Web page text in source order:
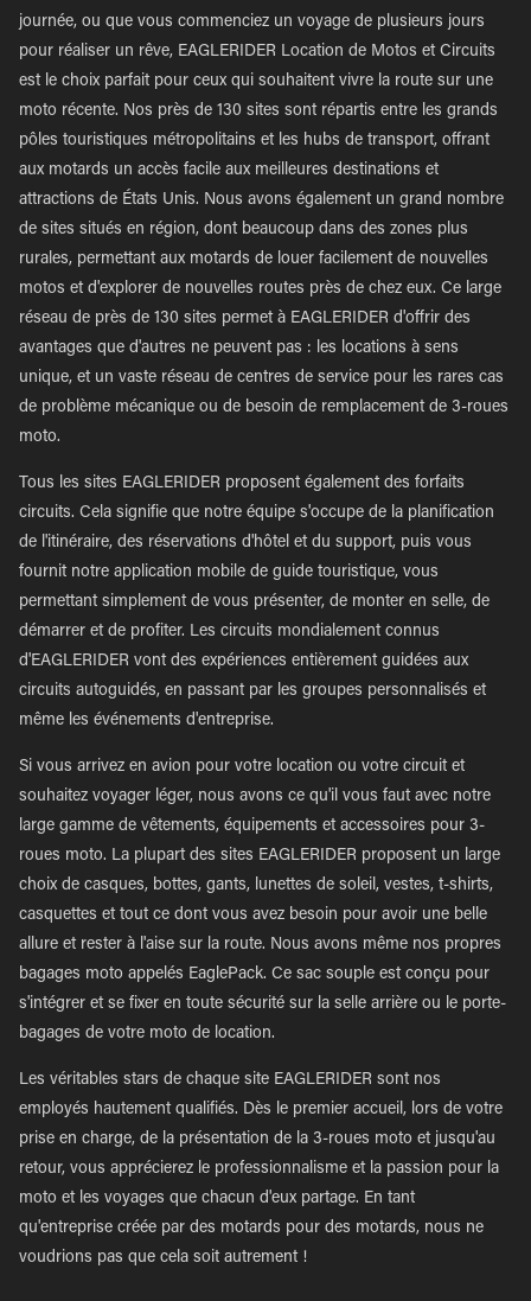
journée, ou que vous commenciez un voyage de plusieurs jours
pour réaliser un rêve, EAGLERIDER Location de Motos et Circuits
est le choix parfait pour ceux qui souhaitent vivre la route sur une
moto récente. Nos près de 130 sites sont répartis entre les grands
pôles touristiques métropolitains et les hubs de transport, offrant
aux motards un accès facile aux meilleures destinations et
attractions de États Unis. Nous avons également un grand nombre
de sites situés en région, dont beaucoup dans des zones plus
rurales, permettant aux motards de louer facilement de nouvelles
motos et d'explorer de nouvelles routes près de chez eux. Ce large
réseau de près de 130 sites permet à EAGLERIDER d'offrir des
avantages que d'autres ne peuvent pas : les locations à sens
unique, et un vaste réseau de centres de service pour les rares cas
de problème mécanique ou de besoin de remplacement de 3-roues
moto.
Tous les sites EAGLERIDER proposent également des forfaits
circuits. Cela signifie que notre équipe s'occupe de la planification
de l'itinéraire, des réservations d'hôtel et du support, puis vous
fournit notre application mobile de guide touristique, vous
permettant simplement de vous présenter, de monter en selle, de
démarrer et de profiter. Les circuits mondialement connus
d'EAGLERIDER vont des expériences entièrement guidées aux
circuits autoguidés, en passant par les groupes personnalisés et
même les événements d'entreprise.
Si vous arrivez en avion pour votre location ou votre circuit et
souhaitez voyager léger, nous avons ce qu'il vous faut avec notre
large gamme de vêtements, équipements et accessoires pour 3-
roues moto. La plupart des sites EAGLERIDER proposent un large
choix de casques, bottes, gants, lunettes de soleil, vestes, t-shirts,
casquettes et tout ce dont vous avez besoin pour avoir une belle
allure et rester à l'aise sur la route. Nous avons même nos propres
bagages moto appelés EaglePack. Ce sac souple est conçu pour
s'intégrer et se fixer en toute sécurité sur la selle arrière ou le porte-
bagages de votre moto de location.
Les véritables stars de chaque site EAGLERIDER sont nos
employés hautement qualifiés. Dès le premier accueil, lors de votre
prise en charge, de la présentation de la 3-roues moto et jusqu'au
retour, vous apprécierez le professionnalisme et la passion pour la
moto et les voyages que chacun d'eux partage. En tant
qu'entreprise créée par des motards pour des motards, nous ne
voudrions pas que cela soit autrement !